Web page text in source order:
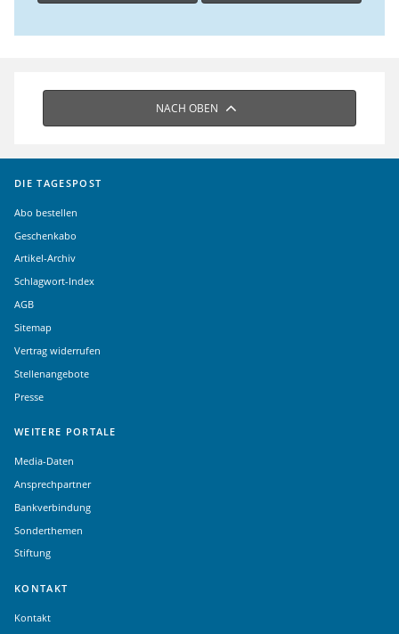
NACH OBEN
DIE TAGESPOST
Abo bestellen
Geschenkabo
Artikel-Archiv
Schlagwort-Index
AGB
Sitemap
Vertrag widerrufen
Stellenangebote
Presse
WEITERE PORTALE
Media-Daten
Ansprechpartner
Bankverbindung
Sonderthemen
Stiftung
KONTAKT
Kontakt